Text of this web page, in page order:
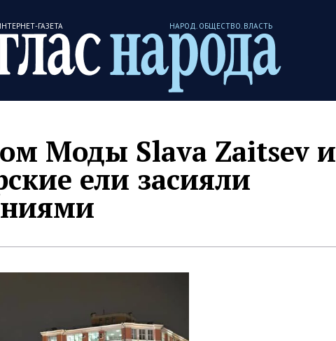
ГАЗЕТА НАРОД. ОБЩЕСТВО. ВЛАСТЬ
Моды Slava Zaitsev и
ели засияли